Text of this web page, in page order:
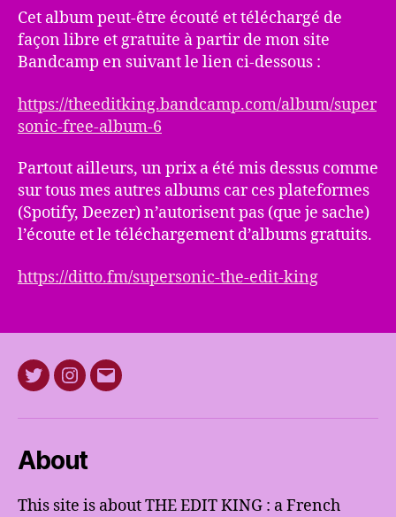
Cet album peut-être écouté et téléchargé de
façon libre et gratuite à partir de mon site
Bandcamp en suivant le lien ci-dessous :
https://theeditking.bandcamp.com/album/super
sonic-free-album-6
Partout ailleurs, un prix a été mis dessus comme
sur tous mes autres albums car ces plateformes
(Spotify, Deezer) n’autorisent pas (que je sache)
l’écoute et le téléchargement d’albums gratuits.
https://ditto.fm/supersonic-the-edit-king
TwitterInstagram
E-
About
This site is about THE EDIT KING : a French